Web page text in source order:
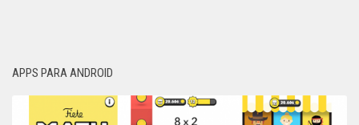
APPS PARA ANDROID